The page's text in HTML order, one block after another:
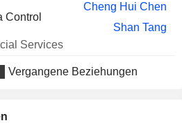
Control
Services
Cheng Hui Chen
Shan Tang
Cloud
Cheng Hui Chen
Vergangene Beziehungen